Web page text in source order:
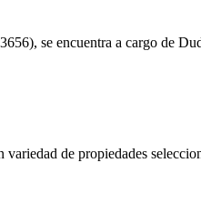
se encuentra a cargo de
de propiedades